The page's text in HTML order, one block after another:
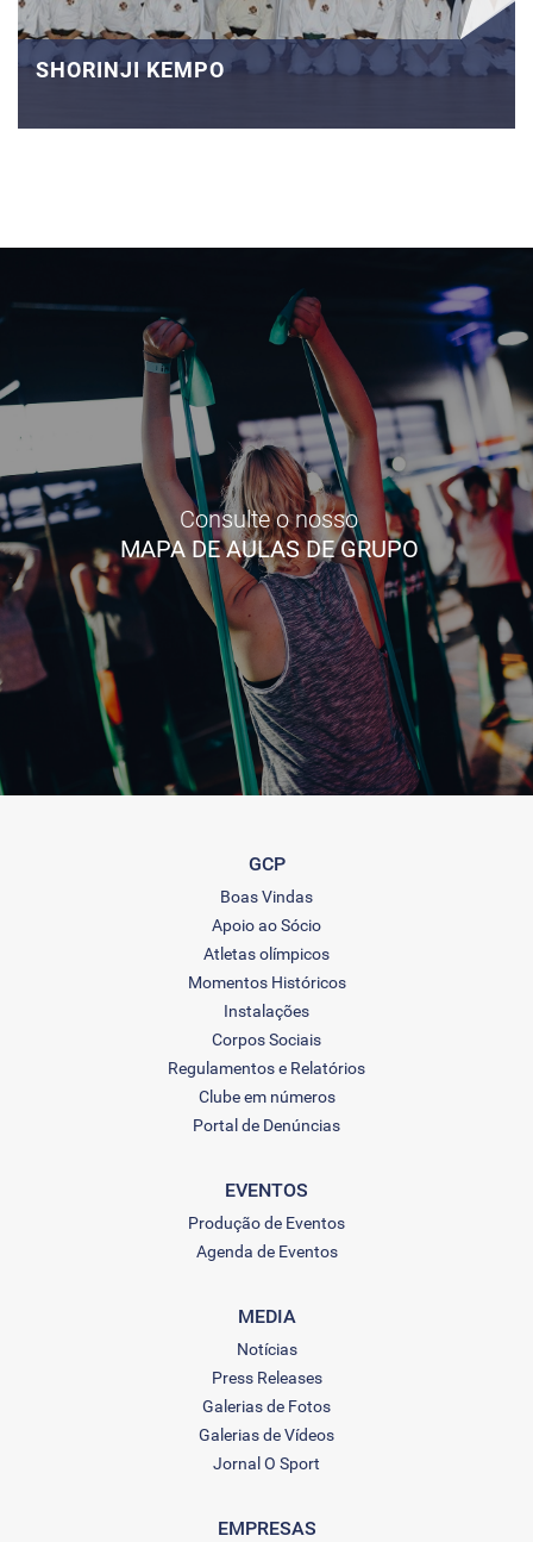
SHORINJI KEMPO
Consulte o nosso
MAPA DE AULAS DE GRUPO
GCP
Boas Vindas
Apoio ao Sócio
Atletas olímpicos
Momentos Históricos
Instalações
Corpos Sociais
Regulamentos e Relatórios
Clube em números
Portal de Denúncias
EVENTOS
Produção de Eventos
Agenda de Eventos
MEDIA
Notícias
Press Releases
Galerias de Fotos
Galerias de Vídeos
Jornal O Sport
EMPRESAS